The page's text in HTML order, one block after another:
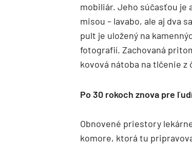
mobiliár. Jeho súčasťou je
misou – lavabo, ale aj dva
pult je uložený na
fotografií. Zachovaná
kovová nátoba na tlčenie
Po 30 rokoch znova pre
Obnovené priestory
komore, ktorá tu